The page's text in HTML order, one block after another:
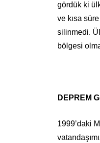
gördük ki
ve kısa
silinmedi.
bölgesi
DEPREM
1999’daki